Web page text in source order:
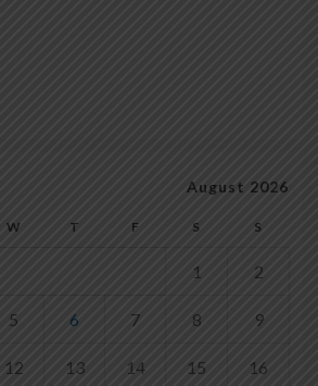
August 2026
W T F S S
1 2
5 6 7 8 9
12 13 14 15 16